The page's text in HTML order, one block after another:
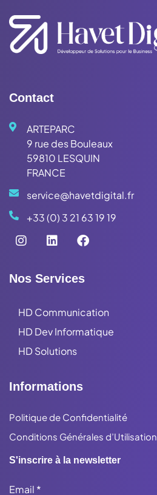
Contact
ARTEPARC
9 rue des Bouleaux
59810 LESQUIN
FRANCE
service@havetdigital.fr
+33 (0) 3 21 63 19 19
Nos Services
HD Communication
HD Dev Informatique
HD Solutions
Informations
Politique de Confidentialité
Conditions Générales d’Utilisation
S'inscrire à la newsletter
Email *